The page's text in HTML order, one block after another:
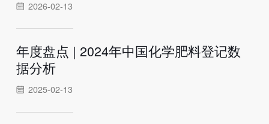
2026-02-13
年度盘点 | 2024年中国化学肥料登记数
据分析
2025-02-13